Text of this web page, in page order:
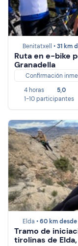
Benitatxell •31 km
Ruta en e-bike
Granadella
Confirmación
4 horas
5,0
1-10 participantes
Elda •60 km
Tramo de
tirolinas de